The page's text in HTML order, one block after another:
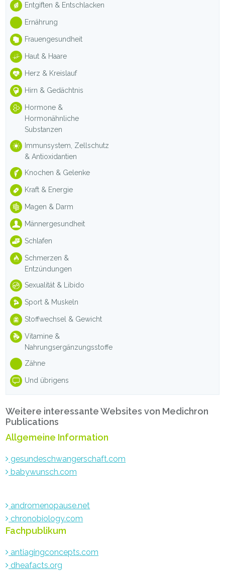
Entgiften & Entschlacken
Ernährung
Frauengesundheit
Haut & Haare
Herz & Kreislauf
Hirn & Gedächtnis
Hormone &
Hormonähnliche
Substanzen
Immunsystem, Zellschutz
& Antioxidantien
Knochen & Gelenke
Kraft & Energie
Magen & Darm
Männergesundheit
Schlafen
Schmerzen &
Entzündungen
Sexualität & Libido
Sport & Muskeln
Stoffwechsel & Gewicht
Vitamine &
Nahrungsergänzungsstoffe
Zähne
Und übrigens
Weitere interessante Websites von Medichron
Publications
Allgemeine Information
gesundeschwangerschaft.com
babywunsch.com
andromenopause.net
chronobiology.com
Fachpublikum
antiagingconcepts.com
dheafacts.org